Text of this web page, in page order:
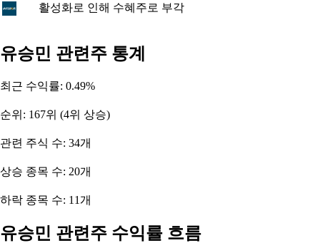
활성화로 인해 수혜주로 부각
유승민 관련주 통계
최근 수익률: 0.49%
순위: 167위 (4위 상승)
관련 주식 수: 34개
상승 종목 수: 20개
하락 종목 수: 11개
유승민 관련주 수익률 흐름